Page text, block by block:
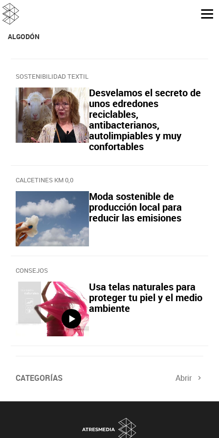
ALGODÓN
SOSTENIBILIDAD TEXTIL
Desvelamos el secreto de
unos edredones
reciclables,
antibacterianos,
autolimpiables y muy
confortables
CALCETINES KM 0,0
Moda sostenible de
producción local para
reducir las emisiones
CONSEJOS
Usa telas naturales para
proteger tu piel y el medio
ambiente
CATEGORÍAS Abrir